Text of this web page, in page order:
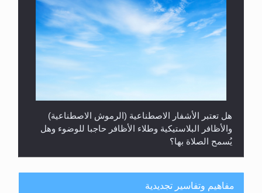
هل تعتبر الأشفار الاصطناعية (الرموش الاصطناعية)
والأظافر البلاستيكية وطلاء الأظافر حاجبا للوضوء وهل
يُسمح الصلاة بها؟
مفاهيم وتفاسير تجديدية